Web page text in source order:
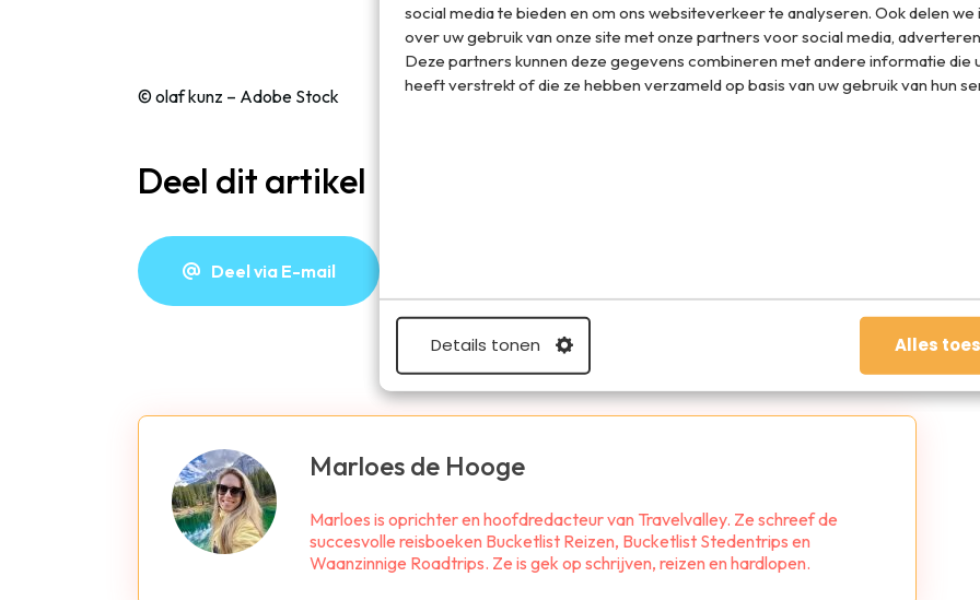
social media te bieden en om ons websiteverkeer te analyseren. Ook delen
over uw gebruik van onze site met onze partners voor social media,
Deze partners kunnen deze gegevens combineren met andere informatie die
heeft verstrekt of die ze hebben verzameld op basis van uw gebruik van hun
Details tonen Alles
© olaf kunz – Adobe Stock
Deel dit artikel
Deel via E-mail
Marloes de Hooge
Marloes is oprichter en hoofdredacteur van Travelvalley. Ze schreef de
succesvolle reisboeken Bucketlist Reizen, Bucketlist Stedentrips en
Waanzinnige Roadtrips. Ze is gek op schrijven, reizen en hardlopen.